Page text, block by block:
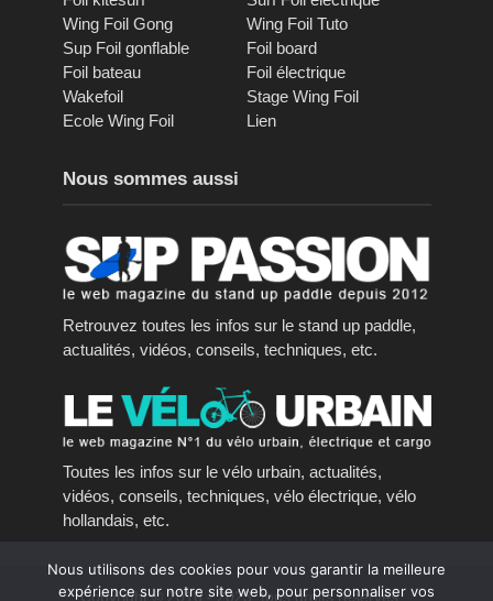
Wing Foil Gong
Wing Foil Tuto
Sup Foil gonflable
Foil board
Foil bateau
Foil électrique
Wakefoil
Stage Wing Foil
Ecole Wing Foil
Lien
Nous sommes aussi
Retrouvez toutes les infos sur le stand up paddle,
actualités, vidéos, conseils, techniques, etc.
Toutes les infos sur le vélo urbain, actualités,
vidéos, conseils, techniques, vélo électrique, vélo
hollandais, etc.
Copyright © 2016 - 2023, tous droits réservés.
Nous utilisons des cookies pour vous garantir la meilleure
expérience sur notre site web, pour personnaliser vos